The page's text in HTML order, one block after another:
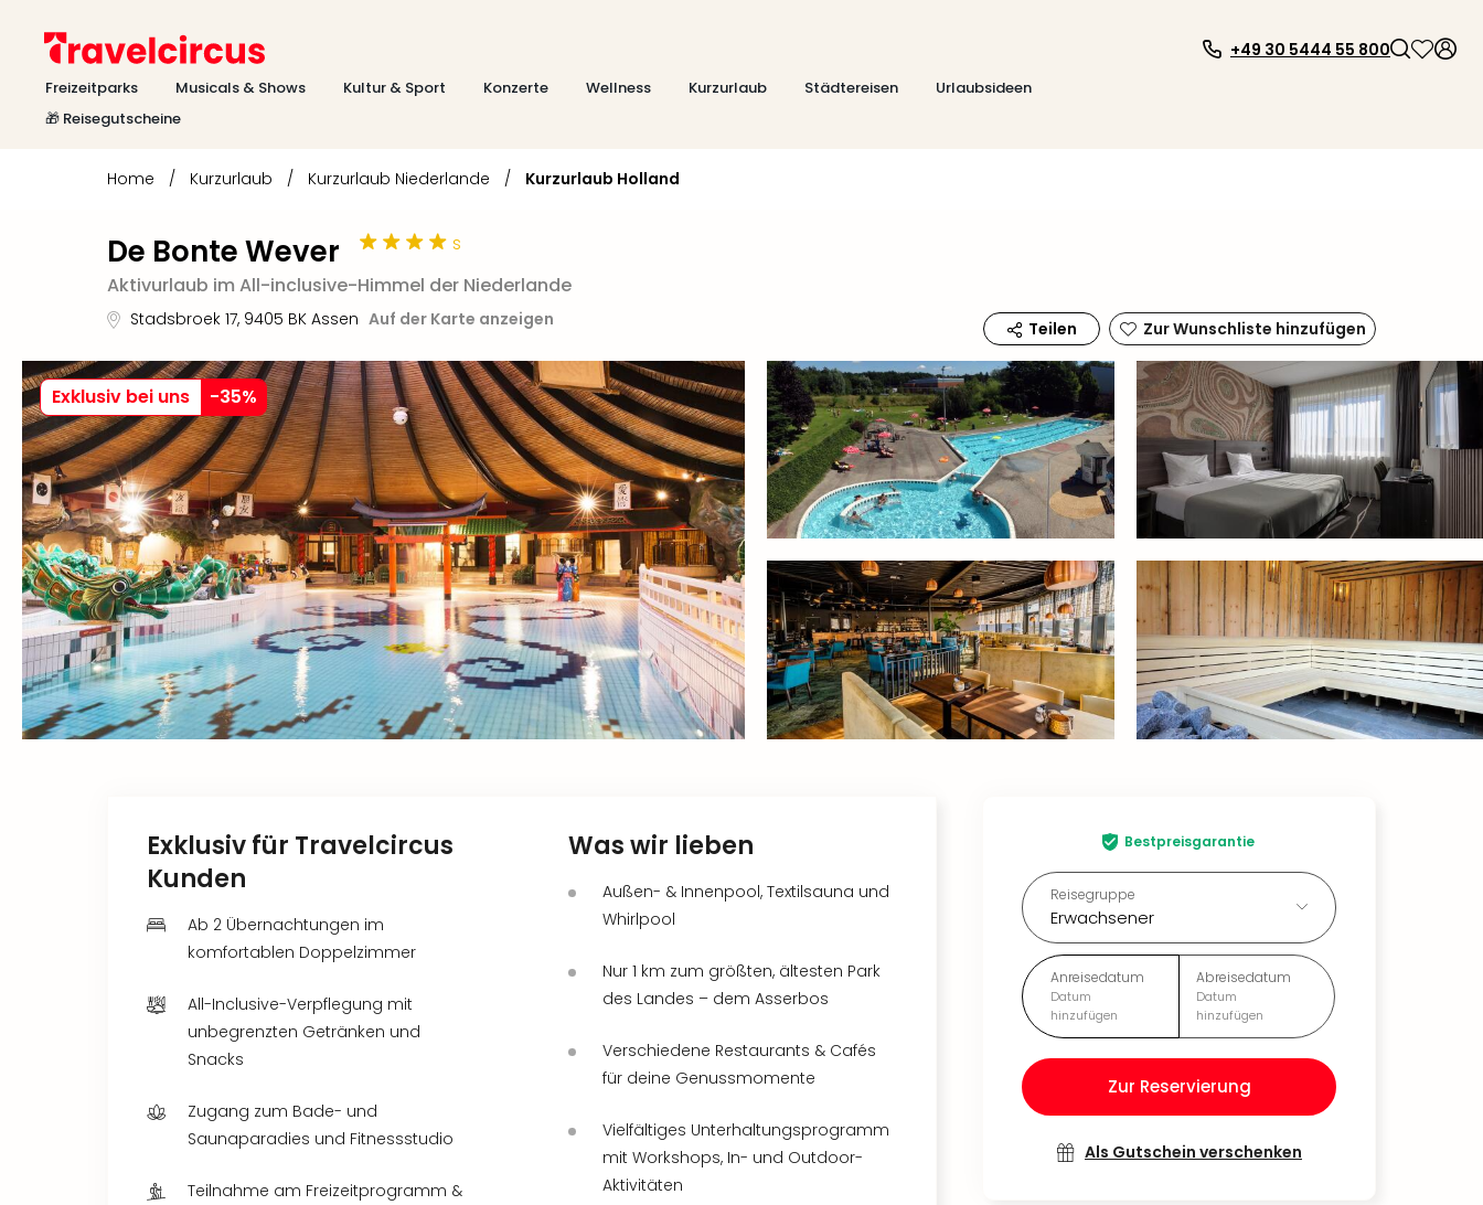
Freizeitparks Musicals & Shows Kultur & Sport Konzerte Wellness Kurzurlaub Städtereisen
Urlaubsideen
🎁 Reisegutscheine
+49 30 5444 55 800
Home / Kurzurlaub / Kurzurlaub Niederlande / Kurzurlaub Holland
De Bonte Wever
s
Aktivurlaub im All-inclusive-Himmel der Niederlande
Stadsbroek 17, 9405 BK Assen Auf der Karte anzeigen Teilen Zur Wunschliste hinzufügen
Exklusiv bei uns -35%
Bestpreisgarantie
Reisegruppe
Erwachsener
Anreisedatum
Datum
hinzufügen
Abreisedatum
Datum
hinzufügen
Zur Reservierung
Als Gutschein verschenken
Exklusiv für Travelcircus
Kunden
Ab 2 Übernachtungen im
komfortablen Doppelzimmer
All-Inclusive-Verpflegung mit
unbegrenzten Getränken und
Snacks
Zugang zum Bade- und
Saunaparadies und Fitnessstudio
Teilnahme am Freizeitprogramm &
Was wir lieben
Außen- & Innenpool, Textilsauna und
Whirlpool
Nur 1 km zum größten, ältesten Park
des Landes – dem Asserbos
Verschiedene Restaurants & Cafés
für deine Genussmomente
Vielfältiges Unterhaltungsprogramm
mit Workshops, In- und Outdoor-
Aktivitäten